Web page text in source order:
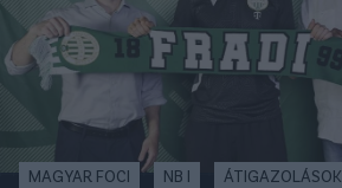
MAGYAR FOCI NB I ÁTIGAZOLÁSOK